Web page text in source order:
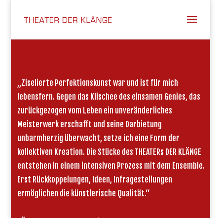
„Ziselierte Perfektionskunst war und ist für mich
lebensfern. Gegen das Klischee des einsamen Genies, das
zurückgezogen vom Leben ein unveränderliches
Meisterwerk erschafft und seine Darbietung
unbarmherzig überwacht, setze ich eine Form der
kollektiven Kreation. Die Stücke des THEATERs DER KLÄNGE
entstehen in einem intensiven Prozess mit dem Ensemble.
Erst Rückkoppelungen, Ideen, Infragestellungen
ermöglichen die künstlerische Qualität.“